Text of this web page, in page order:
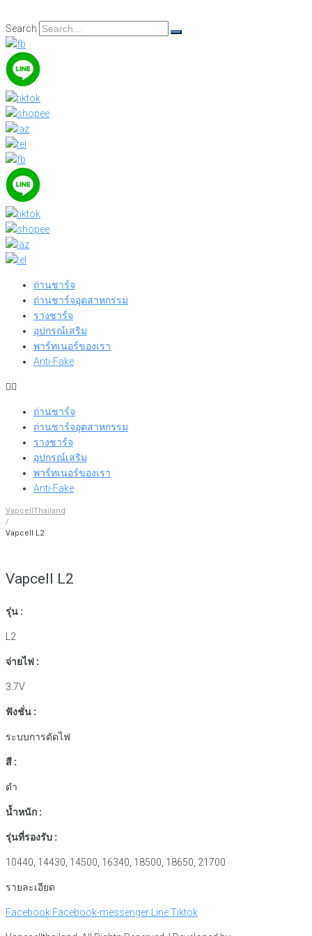
to
content
Search
ถ่านชาร์จ
ถ่านชาร์จอุตสาหกรรม
รางชาร์จ
อุปกรณ์เสริม
พาร์ทเนอร์ของเรา
Anti-Fake
ถ่านชาร์จ
ถ่านชาร์จอุตสาหกรรม
รางชาร์จ
อุปกรณ์เสริม
พาร์ทเนอร์ของเรา
Anti-Fake
VapcellThailand
/
Vapcell L2
Vapcell L2
รุ่น :
L2
จ่ายไฟ :
3.7V
ฟังชั่น :
ระบบการตัดไฟ
สี :
ดำ
น้ำหนัก :
รุ่นที่รองรับ :
10440, 14430, 14500, 16340, 18500, 18650, 21700
รายละเอียด
Facebook Facebook-messenger LineTiktok